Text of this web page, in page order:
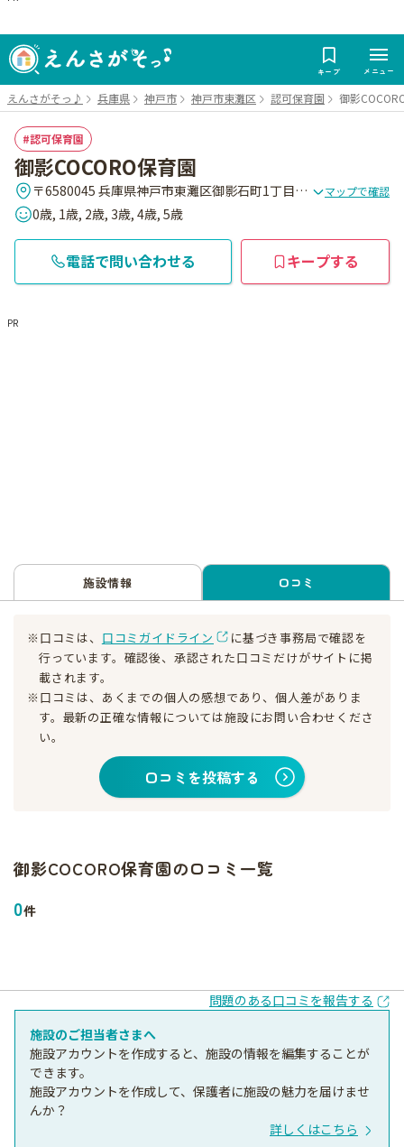
キープ メニュー
えんさがそっ♪ 兵庫県 神戸市 神戸市東灘区 認可保育園 御影
認可保育園
御影COCORO保育園
〒6580045 兵庫県神戸市東灘区御影石町1丁目2-18 (特別養護老人ホーム ロングステージ御影に併設) マップで確認
0歳, 1歳, 2歳, 3歳, 4歳, 5歳
電話で問い合わせる キープする
PR
施設情報 口コミ
※口コミは、 口コミガイドライン
に基づき事務局で確認を
行っています。確認後、承認された口コミだけがサイトに掲
載されます。
※口コミは、あくまでの個人の感想であり、個人差がありま
す。最新の正確な情報については施設にお問い合わせくださ
い。
口コミを投稿する
御影COCORO保育園の口コミ一覧
0件
問題のある口コミを報告する
施設のご担当者さまへ
施設アカウントを作成すると、施設の情報を編集することが
できます。
施設アカウントを作成して、保護者に施設の魅力を届けませ
んか？
詳しくはこちら